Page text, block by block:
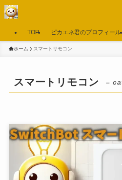
TOP ピカエネ君のプロフィール
ホーム スマートリモコン
スマートリモコン –